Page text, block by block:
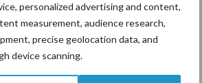
personalized advertising and content,
measurement, audience research,
precise geolocation data, and
device scanning.
zelf berijden en testen.
AgroTechniek Holland en GroenTechniek
keer gelijktijdig georganiseerd, met
identiteit en beursconcept en vrije